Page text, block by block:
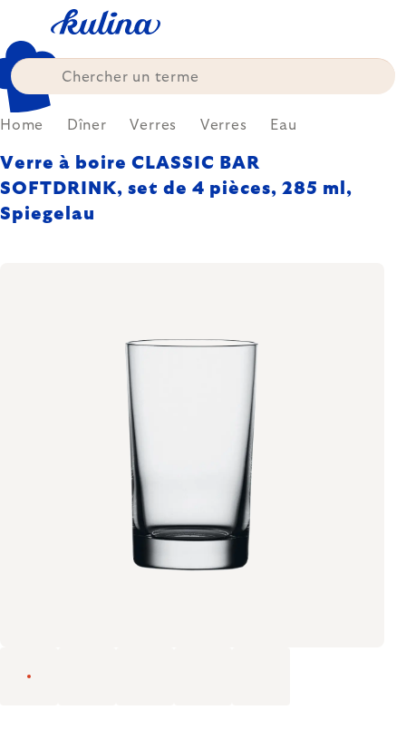
content
Home Dîner Verres Verres Eau
Verre à boire CLASSIC BAR
SOFTDRINK, set de 4 pièces, 285 ml,
Spiegelau